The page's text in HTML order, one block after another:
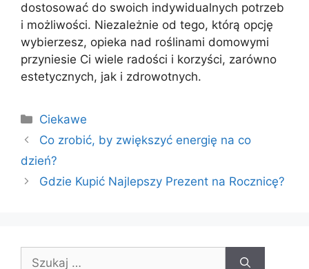
dostosować do swoich indywidualnych potrzeb
i możliwości. Niezależnie od tego, którą opcję
wybierzesz, opieka nad roślinami domowymi
przyniesie Ci wiele radości i korzyści, zarówno
estetycznych, jak i zdrowotnych.
Kategorie
Ciekawe
Co zrobić, by zwiększyć energię na co
dzień?
Gdzie Kupić Najlepszy Prezent na Rocznicę?
Szukaj: